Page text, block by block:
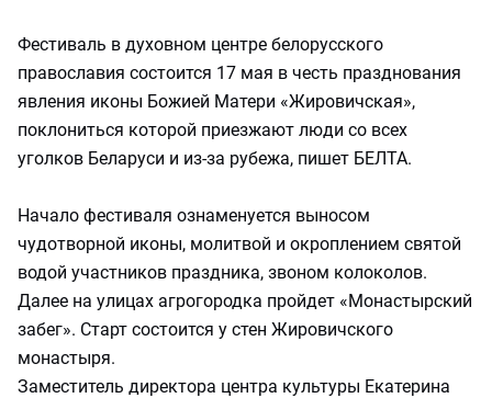
Фестиваль в духовном центре белорусского
православия состоится 17 мая в честь празднования
явления иконы Божией Матери «Жировичская»,
поклониться которой приезжают люди со всех
уголков Беларуси и из-за рубежа, пишет БЕЛТА.
Начало фестиваля ознаменуется выносом
чудотворной иконы, молитвой и окроплением святой
водой участников праздника, звоном колоколов.
Далее на улицах агрогородка пройдет «Монастырский
забег». Старт состоится у стен Жировичского
монастыря.
Заместитель директора центра культуры Екатерина